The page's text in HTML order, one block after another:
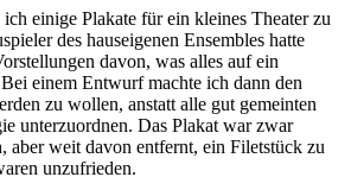
einige Plakate für ein kleines Theater zu
des hauseigenen Ensembles hatte
davon, was alles auf ein
einem Entwurf machte ich dann den
zu wollen, anstatt alle gut gemeinten
unterzuordnen. Das Plakat war zwar
aber weit davon entfernt, ein Filetstück zu
unzufrieden.